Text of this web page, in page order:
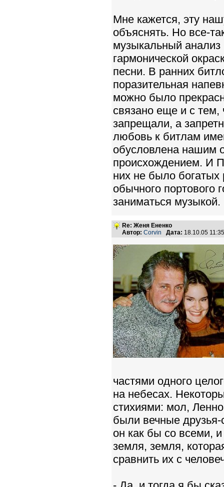
Мне кажется, эту
объяснять. Но все-
музыкальный анализ
гармонической
песни. В ранних
поразительная
можно было
связано еще и с тем,
запрещали, а
любовь к битлам
обусловлена нашим
происхождением. И
них не было
обычного портового
заниматься музыкой.
Re: Женя Ененко
Автор: Corvin Дата: 18.10.05
частями одного
на небесах.
стихиями: мол,
были вечные друзья-
он как бы со всеми,
земля, земля,
сравнить их с